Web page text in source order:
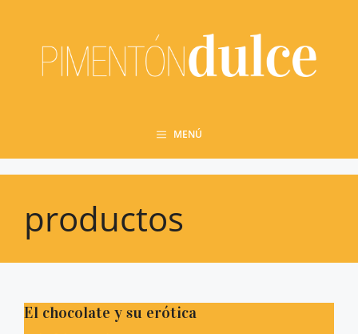
contenido
MENÚ
productos
El chocolate y su erótica